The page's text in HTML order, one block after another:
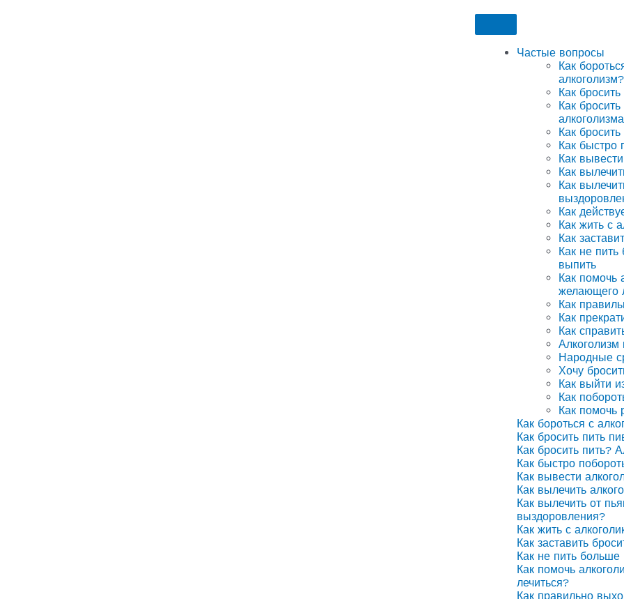
Частые вопросы
Как
алкоголизм?
Как
Как
алкоголизма
Как
Как быстро
Как
Как
Как
Как
Как жить с
Как
Как не пить
выпить
Как помочь
желающего
Как
Как
Как
Народные
Хочу
Как выйти
Как
Как помочь
Как бороться с
Как бросить пить
Как бросить пить?
Как быстро
Как вывести
Как вылечить
Как вылечить от
выздоровления?
Как жить с
Как заставить
Как не пить больше
Как помочь
лечиться?
Как правильно